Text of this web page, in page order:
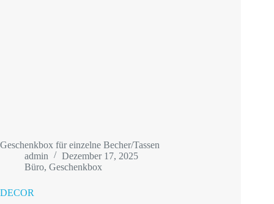
Geschenkbox für einzelne Becher/Tassen
admin
Dezember 17, 2025
Büro, Geschenkbox
DECOR